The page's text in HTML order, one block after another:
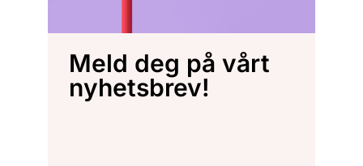
Meld deg på vårt
nyhetsbrev!